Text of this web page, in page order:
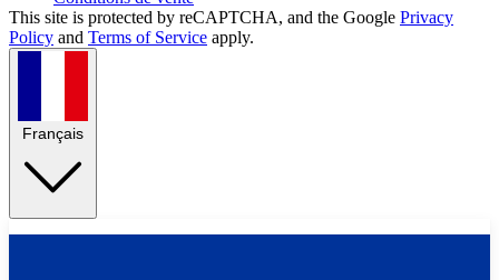
This site is protected by reCAPTCHA, and the Google Privacy
Policy and Terms of Service apply.
Français